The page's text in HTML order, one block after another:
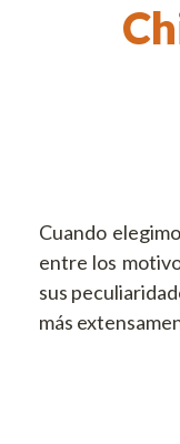
Cuando
entre los
sus
más